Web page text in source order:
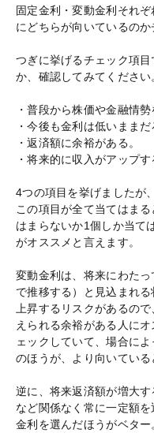
固定金利・変動金利それ
にどちらが向いているのか
つぎに挙げるチェック項
か、確認してみてください
・普段から株価や金融情勢
・今後も金利は低いままだ
・返済額に余裕がある。
・将来的に収入がアップす
4つの項目を挙げましたが
この項目が全て当てはま
はまらないか1個しか当て
がオススメと言えます。
変動金利は、将来にわた
で推移する）と見込まれ
上昇するリスクがあるの
えられる余裕がある人に
ェックしていて、場合に
のほうが、より向いている
逆に、将来返済額が増大
など関係なく常に一定額
金利を選んだほうがベター